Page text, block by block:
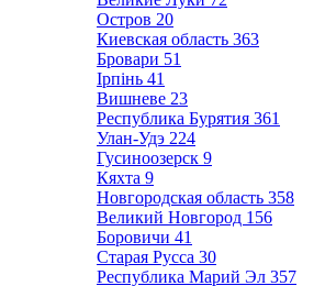
Остров 20
Киевская область 363
Бровари 51
Ірпінь 41
Вишневе 23
Республика Бурятия 361
Улан-Удэ 224
Гусиноозерск 9
Кяхта 9
Новгородская область 358
Великий Новгород 156
Боровичи 41
Старая Русса 30
Республика Марий Эл 357